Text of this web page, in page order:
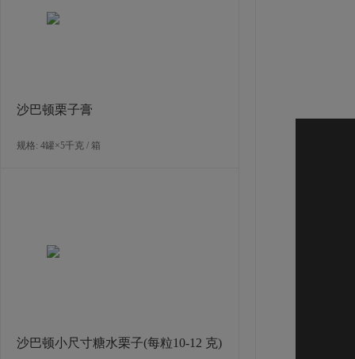
沙巴顿栗子膏
规格: 4罐×5千克 / 箱
沙巴顿小尺寸糖水栗子(每粒10-12 克)